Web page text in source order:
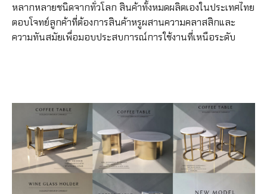
หลากหลายชนิดจากทั่วโลก สินค้าทั้งหมดผลิตเองในประเทศไทย
ตอบโจทย์ลูกค้าที่ต้องการสินค้าหรูผสานความคลาสสิกและ
ความทันสมัยเพื่อมอบประสบการณ์การใช้งานที่เหนือระดับ